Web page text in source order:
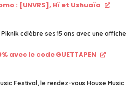
: [UNVRS], Hï et Ushuaïa
Piknik célèbre ses 15 ans avec une affiche
avec le code GUETTAPEN
Festival, le rendez-vous House Music